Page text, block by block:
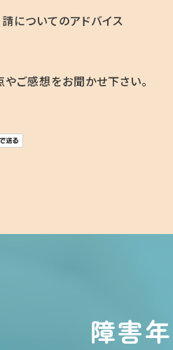
ついてのアドバイス
ご感想をお聞かせ下さい。
障害